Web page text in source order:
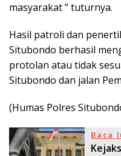
masyarakat ” tuturnya.
Hasil patroli dan
Situbondo berhasil
protolan atau tidak
Situbondo dan jalan
(Humas Polres
Baca